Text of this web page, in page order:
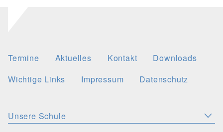
Termine Aktuelles Kontakt
Downloads
Wichtige Links
Impressum Datenschutz
Unsere Schule